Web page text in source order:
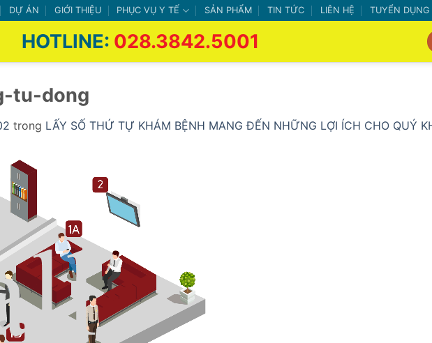
DỰ ÁN GIỚI THIỆU PHỤC VỤ Y TẾ SẢN PHẨM TIN TỨC LIÊN HỆ TUYỂN DỤNG
HOTLINE: 028.3842.5001
tu-dong
trong LẤY SỐ THỨ TỰ KHÁM BỆNH MANG ĐẾN NHỮNG LỢI ÍCH CHO QUÝ